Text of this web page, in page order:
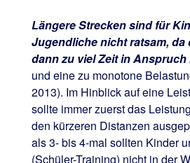
Längere Strecken sind für
Jugendliche nicht ratsam, da
dann zu viel Zeit in
und eine zu monotone
2013). Im Hinblick auf eine
sollte immer zuerst das
den kürzeren Distanzen
als 3- bis 4-mal sollten Kinder
(Schüler-Training) nicht in der